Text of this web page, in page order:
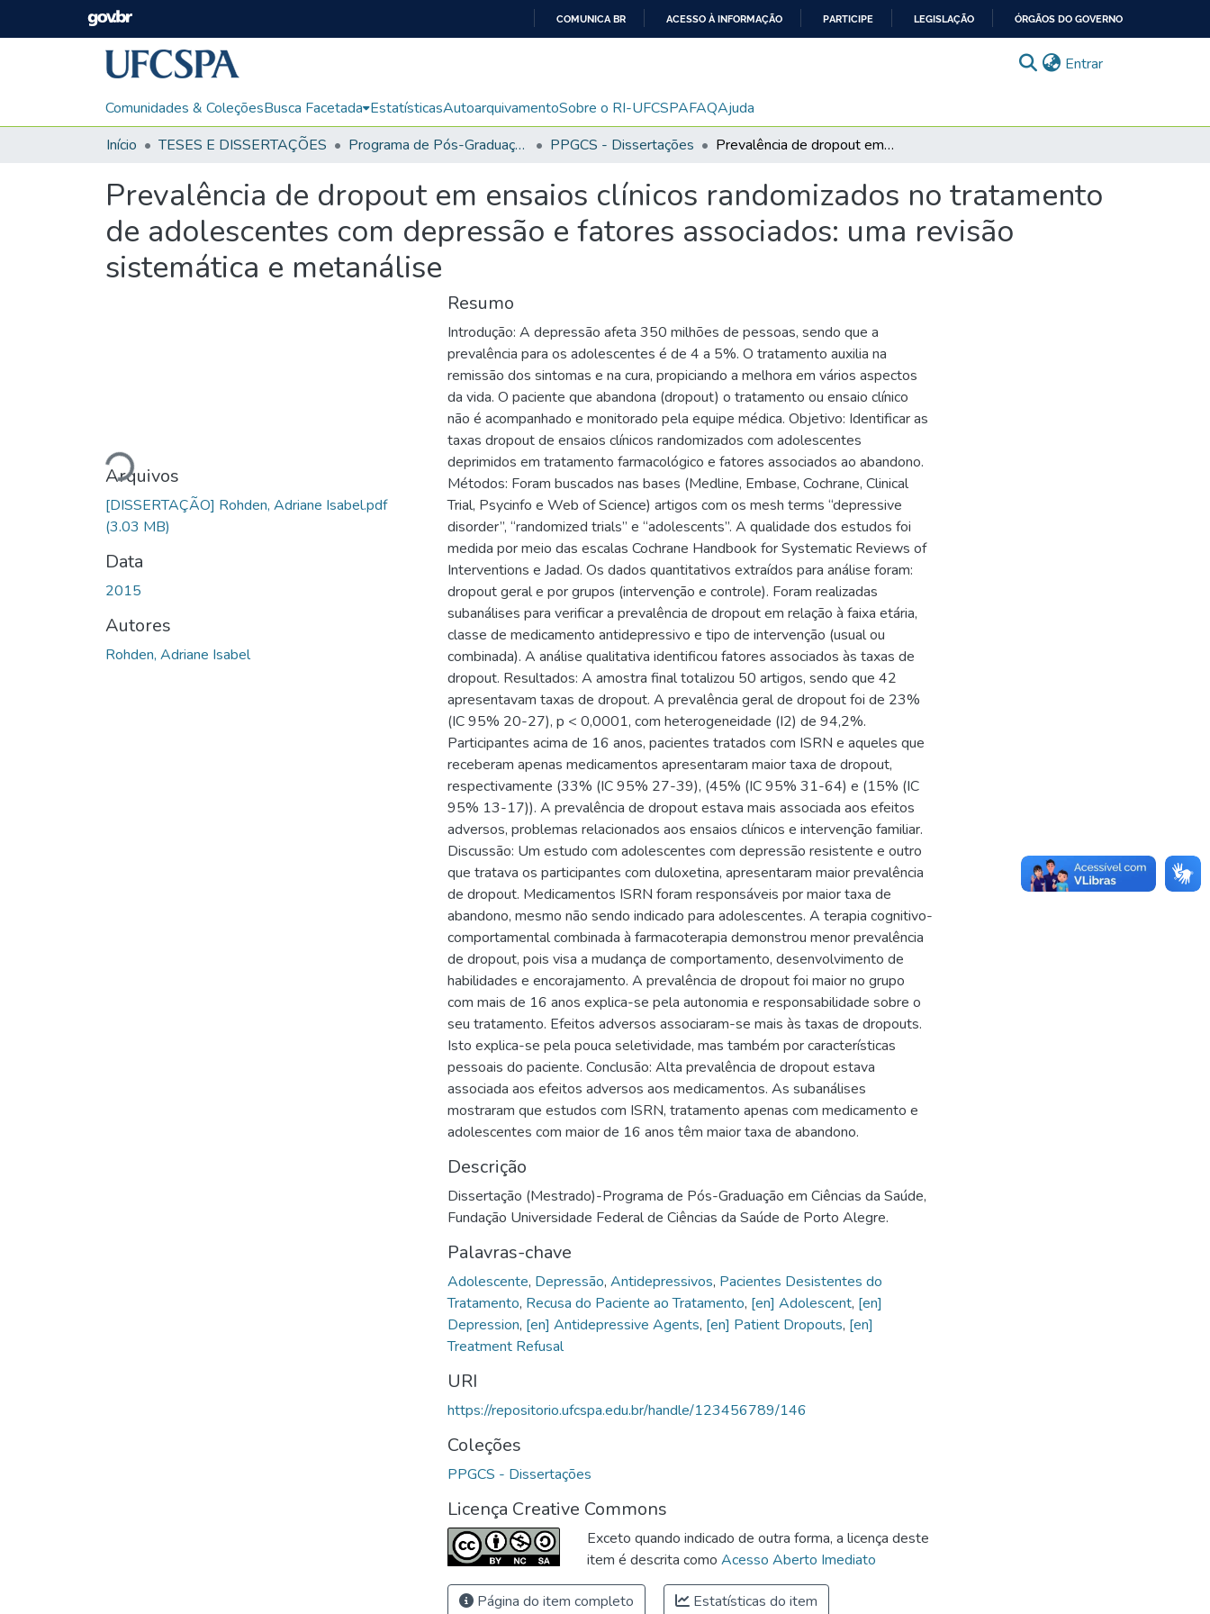
CONTEÚDO
COMUNICA BR ACESSO À INFORMAÇÃO PARTICIPE LEGISLAÇÃO ÓRGÃOS DO GOVERNO
Entrar(current)
Comunidades & ColeçõesBusca Facetada EstatísticasAutoarquivamentoSobre o RI-UFCSPAFAQAjuda
Início
TESES E DISSERTAÇÕES Programa de Pós-Graduação em Ciências da Saúde PPGCS - Dissertações Prevalência de dropout em ensaios clínicos randomizados no tratamento de adolescentes com depressão e fatores associados: uma revisão sistemática e metanálise
Prevalência de dropout em ensaios clínicos randomizados no tratamento
de adolescentes com depressão e fatores associados: uma revisão
sistemática e metanálise
Carregando...
Arquivos
[DISSERTAÇÃO] Rohden, Adriane Isabel.pdf
(3.03 MB)
Data
2015
Autores
Rohden, Adriane Isabel
Resumo
Introdução: A depressão afeta 350 milhões de pessoas, sendo que a
prevalência para os adolescentes é de 4 a 5%. O tratamento auxilia na
remissão dos sintomas e na cura, propiciando a melhora em vários aspectos
da vida. O paciente que abandona (dropout) o tratamento ou ensaio clínico
não é acompanhado e monitorado pela equipe médica. Objetivo: Identificar as
taxas dropout de ensaios clínicos randomizados com adolescentes
deprimidos em tratamento farmacológico e fatores associados ao abandono.
Métodos: Foram buscados nas bases (Medline, Embase, Cochrane, Clinical
Trial, Psycinfo e Web of Science) artigos com os mesh terms “depressive
disorder”, “randomized trials” e “adolescents”. A qualidade dos estudos foi
medida por meio das escalas Cochrane Handbook for Systematic Reviews of
Interventions e Jadad. Os dados quantitativos extraídos para análise foram:
dropout geral e por grupos (intervenção e controle). Foram realizadas
subanálises para verificar a prevalência de dropout em relação à faixa etária,
classe de medicamento antidepressivo e tipo de intervenção (usual ou
combinada). A análise qualitativa identificou fatores associados às taxas de
dropout. Resultados: A amostra final totalizou 50 artigos, sendo que 42
apresentavam taxas de dropout. A prevalência geral de dropout foi de 23%
(IC 95% 20-27), p < 0,0001, com heterogeneidade (I2) de 94,2%.
Participantes acima de 16 anos, pacientes tratados com ISRN e aqueles que
receberam apenas medicamentos apresentaram maior taxa de dropout,
respectivamente (33% (IC 95% 27-39), (45% (IC 95% 31-64) e (15% (IC
95% 13-17)). A prevalência de dropout estava mais associada aos efeitos
adversos, problemas relacionados aos ensaios clínicos e intervenção familiar.
Discussão: Um estudo com adolescentes com depressão resistente e outro
que tratava os participantes com duloxetina, apresentaram maior prevalência
de dropout. Medicamentos ISRN foram responsáveis por maior taxa de
abandono, mesmo não sendo indicado para adolescentes. A terapia cognitivo-
comportamental combinada à farmacoterapia demonstrou menor prevalência
de dropout, pois visa a mudança de comportamento, desenvolvimento de
habilidades e encorajamento. A prevalência de dropout foi maior no grupo
com mais de 16 anos explica-se pela autonomia e responsabilidade sobre o
seu tratamento. Efeitos adversos associaram-se mais às taxas de dropouts.
Isto explica-se pela pouca seletividade, mas também por características
pessoais do paciente. Conclusão: Alta prevalência de dropout estava
associada aos efeitos adversos aos medicamentos. As subanálises
mostraram que estudos com ISRN, tratamento apenas com medicamento e
adolescentes com maior de 16 anos têm maior taxa de abandono.
Descrição
Dissertação (Mestrado)-Programa de Pós-Graduação em Ciências da Saúde,
Fundação Universidade Federal de Ciências da Saúde de Porto Alegre.
Palavras-chave
Adolescente, Depressão, Antidepressivos, Pacientes Desistentes do
Tratamento, Recusa do Paciente ao Tratamento, [en] Adolescent, [en]
Depression, [en] Antidepressive Agents, [en] Patient Dropouts, [en]
Treatment Refusal
URI
https://repositorio.ufcspa.edu.br/handle/123456789/146
Coleções
PPGCS - Dissertações
Licença Creative Commons
Exceto quando indicado de outra forma, a licença deste
item é descrita como Acesso Aberto Imediato
Página do item completo Estatísticas do item